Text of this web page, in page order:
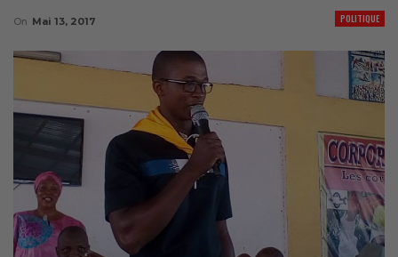
POLITIQUE
On Mai 13, 2017